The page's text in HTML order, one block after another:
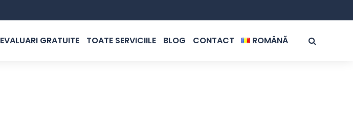
EVALUARI GRATUITE TOATE SERVICIILE BLOG CONTACT ROMÂNĂ